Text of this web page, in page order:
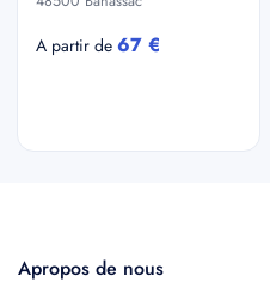
A partir de 67 €
Apropos de nous